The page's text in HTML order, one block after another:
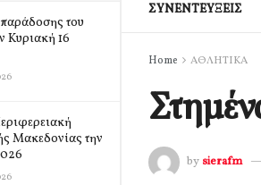
του
Κυριακή 16
Μακεδονίας την
ΣΥΝΕΝΤΕΥΞΕΙΣ
Home ΑΘΛΗΤΙΚΑ
by sierafm